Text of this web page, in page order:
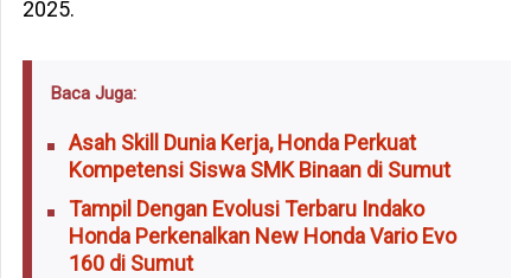
2025.
Baca Juga:
Asah Skill Dunia Kerja, Honda Perkuat
Kompetensi Siswa SMK Binaan di Sumut
Tampil Dengan Evolusi Terbaru Indako
Honda Perkenalkan New Honda Vario Evo
160 di Sumut